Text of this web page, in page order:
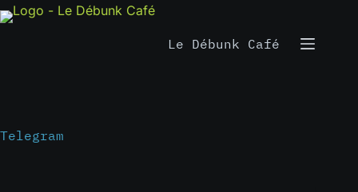
Passer
au
Le Débunk Café
Telegram